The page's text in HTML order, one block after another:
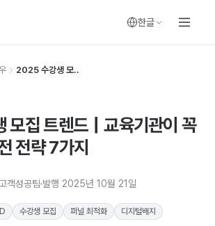
한글
2025 수강생 모..
집 트렌드｜교육기관이 꼭
전략 7가지
객성공팀 발행 2025년 10월 21일
수강생 모집 퍼널 최적화 디지털배지